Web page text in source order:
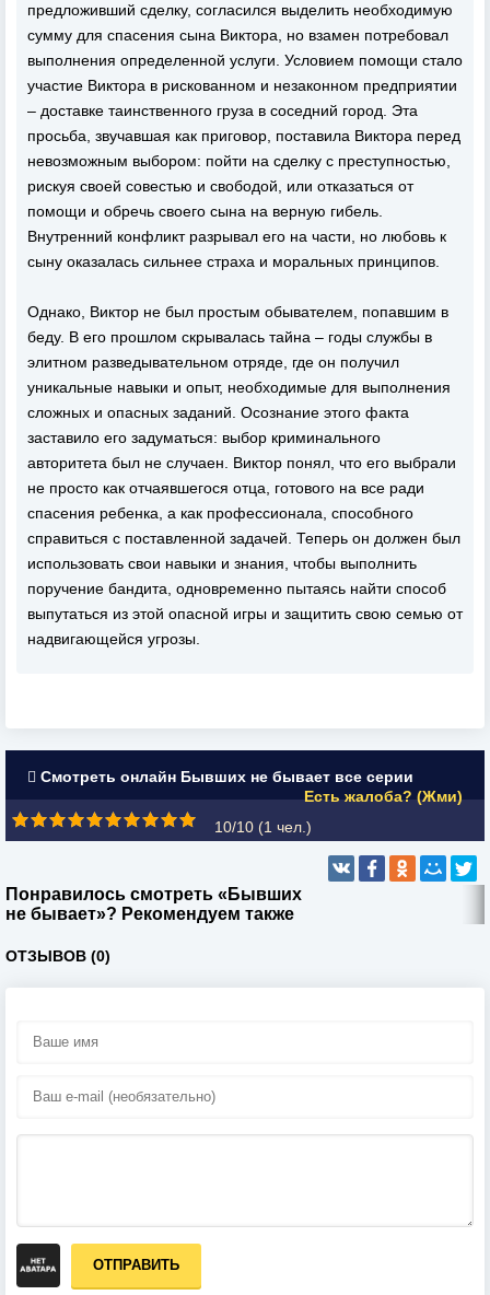
предложивший сделку, согласился выделить необходимую
сумму для спасения сына Виктора, но взамен потребовал
выполнения определенной услуги. Условием помощи стало
участие Виктора в рискованном и незаконном предприятии
– доставке таинственного груза в соседний город. Эта
просьба, звучавшая как приговор, поставила Виктора перед
невозможным выбором: пойти на сделку с преступностью,
рискуя своей совестью и свободой, или отказаться от
помощи и обречь своего сына на верную гибель.
Внутренний конфликт разрывал его на части, но любовь к
сыну оказалась сильнее страха и моральных принципов.
Однако, Виктор не был простым обывателем, попавшим в
беду. В его прошлом скрывалась тайна – годы службы в
элитном разведывательном отряде, где он получил
уникальные навыки и опыт, необходимые для выполнения
сложных и опасных заданий. Осознание этого факта
заставило его задуматься: выбор криминального
авторитета был не случаен. Виктор понял, что его выбрали
не просто как отчаявшегося отца, готового на все ради
спасения ребенка, а как профессионала, способного
справиться с поставленной задачей. Теперь он должен был
использовать свои навыки и знания, чтобы выполнить
поручение бандита, одновременно пытаясь найти способ
выпутаться из этой опасной игры и защитить свою семью от
надвигающейся угрозы.
Смотреть онлайн Бывших не бывает все серии
Есть жалоба? (Жми)
10/10 (1 чел.)
Понравилось смотреть «Бывших
не бывает»? Рекомендуем также
ОТЗЫВОВ (0)
ОТПРАВИТЬ